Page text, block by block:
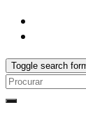
Toggle search
Search